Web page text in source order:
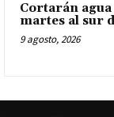
Cortarán
martes al sur
9 agosto, 2026